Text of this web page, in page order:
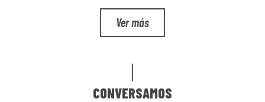
Ver más
CONVERSAMOS